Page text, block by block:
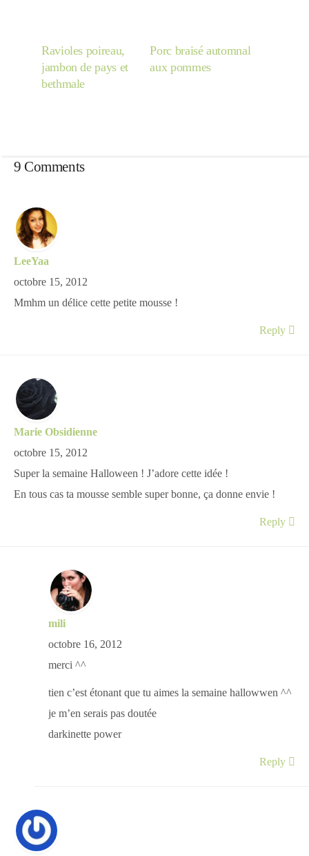
Ravioles poireau,
jambon de pays et
bethmale
Porc braisé automnal
aux pommes
9 Comments
LeeYaa
octobre 15, 2012
Mmhm un délice cette petite mousse !
Reply
Marie Obsidienne
octobre 15, 2012
Super la semaine Halloween ! J’adore cette idée !
En tous cas ta mousse semble super bonne, ça donne envie !
Reply
mili
octobre 16, 2012
merci ^^
tien c’est étonant que tu aimes la semaine hallowwen ^^
je m’en serais pas doutée
darkinette power
Reply